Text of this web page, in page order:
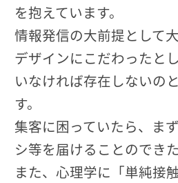
を抱えています。
情報発信の大前提として
デザインにこだわったと
いなければ存在しないの
す。
集客に困っていたら、ま
シ等を届けることのでき
また、心理学に「単純接